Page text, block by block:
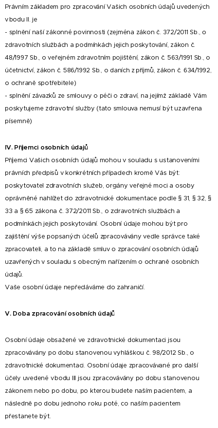
Právním základem pro zpracování Vašich osobních údajů uvedených
v bodu II. je
- splnění naší zákonné povinnosti (zejména zákon č. 372/2011 Sb., o
zdravotních službách a podmínkách jejich poskytování, zákon č.
48/1997 Sb., o veřejném zdravotním pojištění, zákon č. 563/1991 Sb., o
účetnictví, zákon č. 586/1992 Sb., o daních z příjmů, zákon č. 634/1992,
o ochraně spotřebitele)
- splnění závazků ze smlouvy o péči o zdraví, na jejímž základě Vám
poskytujeme zdravotní služby (tato smlouva nemusí být uzavřena
písemně)
IV. Příjemci osobních údajů
Příjemci Vašich osobních údajů mohou v souladu s ustanoveními
právních předpisů v konkrétních případech kromě Vás být:
poskytovatel zdravotních služeb, orgány veřejné moci a osoby
oprávněné nahlížet do zdravotnické dokumentace podle § 31, § 32, §
33 a § 65 zákona č. 372/2011 Sb., o zdravotních službách a
podmínkách jejich poskytování. Osobní údaje mohou být pro
zajištění výše popsaných účelů zpracovávány vedle správce také
zpracovateli, a to na základě smluv o zpracování osobních údajů
uzavřených v souladu s obecným nařízením o ochraně osobních
údajů.
Vaše osobní údaje nepředáváme do zahraničí.
V. Doba zpracování osobních údajů
Osobní údaje obsažené ve zdravotnické dokumentaci jsou
zpracovávány po dobu stanovenou vyhláškou č. 98/2012 Sb., o
zdravotnické dokumentaci. Osobní údaje zpracovávané pro další
účely uvedené v bodu III jsou zpracovávány po dobu stanovenou
zákonem nebo po dobu, po kterou budete naším pacientem, a
následně po dobu jednoho roku poté, co naším pacientem
přestanete být.